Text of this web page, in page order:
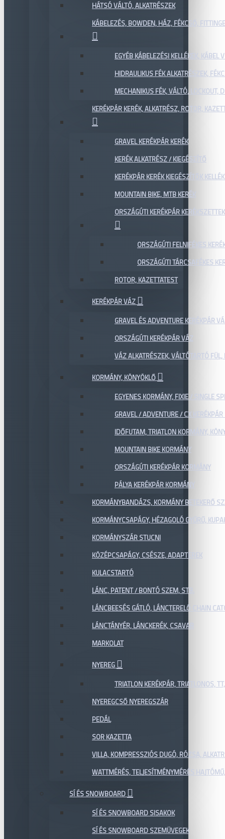
HÁTSÓ VÁLTÓ, ALKATRÉSZEK
KÁBELEZÉS, BOWDEN, HÁZ, FÉKCSŐ,
EGYÉB KÁBELEZÉSI KELLÉKEK,
HIDRAULIKUS FÉK ALKATRÉSZEK,
MECHANIKUS FÉK, VÁLTÓ, LOCKOUT,
KERÉKPÁR KERÉK, ALKATRÉSZ, ROTOR,
GRAVEL KERÉKPÁR KERÉK
KERÉK ALKATRÉSZ / KIEGÉSZÍTŐ
KERÉKPÁR KERÉK KIEGÉSZÍTŐK
MOUNTAIN BIKE, MTB KERÉK
ORSZÁGÚTI KERÉKPÁR KERÉKSZETTEK
ORSZÁGÚTI FELNIFÉKES
ORSZÁGÚTI TÁRCSAFÉKES
ROTOR, KAZETTATEST
KERÉKPÁR VÁZ
GRAVEL ÉS ADVENTURE KERÉKPÁR
ORSZÁGÚTI KERÉKPÁR VÁZ
VÁZ ALKATRÉSZEK, VÁLTÓTARTÓ FÜL,
KORMÁNY, KÖNYÖKLŐ
EGYENES KORMÁNY, FIXIE / SINGLE
GRAVEL / ADVENTURE / CX
IDŐFUTAM, TRIATLON KORMÁNY,
MOUNTAIN BIKE KORMÁNY
ORSZÁGÚTI KERÉKPÁR KORMÁNY
PÁLYA KERÉKPÁR KORMÁNY
KORMÁNYBANDÁZS, KORMÁNY BETEKERŐ
KORMÁNYCSAPÁGY, HÉZAGOLÓ GYŰRŰ,
KORMÁNYSZÁR STUCNI
KÖZÉPCSAPÁGY, CSÉSZE, ADAPTEREK
KULACSTARTÓ
LÁNC, PATENT / BONTÓ SZEM, STB.
LÁNCBEESÉS GÁTLÓ, LÁNCTERELŐ CHAIN
LÁNCTÁNYÉR, LÁNCKERÉK, CSAVAR
MARKOLAT
NYEREG
TRIATLON KERÉKPÁR, TRIATLONOS,
NYEREGCSŐ NYEREGSZÁR
PEDÁL
SOR KAZETTA
VILLA, KOMPRESSZIÓS DUGÓ, RÓZSA,
WATTMÉRÉS, TELJESÍTMÉNYMÉRÉS
SÍ ÉS SNOWBOARD
SÍ ÉS SNOWBOARD SISAKOK
SÍ ÉS SNOWBOARD SZEMÜVEGEK